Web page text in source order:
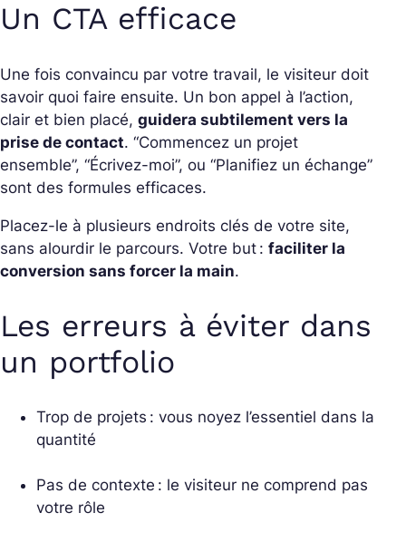
Un CTA efficace
Une fois convaincu par votre travail, le visiteur doit
savoir quoi faire ensuite. Un bon appel à l’action,
clair et bien placé, guidera subtilement vers la
prise de contact. “Commencez un projet
ensemble”, “Écrivez-moi”, ou “Planifiez un échange”
sont des formules efficaces.
Placez-le à plusieurs endroits clés de votre site,
sans alourdir le parcours. Votre but : faciliter la
conversion sans forcer la main.
Les erreurs à éviter dans
un portfolio
Trop de projets : vous noyez l’essentiel dans la
quantité
Pas de contexte : le visiteur ne comprend pas
votre rôle